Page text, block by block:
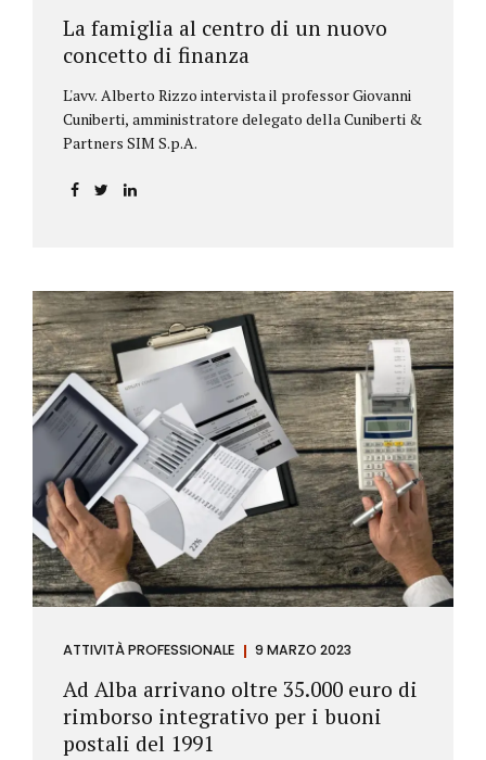
La famiglia al centro di un nuovo
concetto di finanza
L'avv. Alberto Rizzo intervista il professor Giovanni
Cuniberti, amministratore delegato della Cuniberti &
Partners SIM S.p.A.
ATTIVITÀ PROFESSIONALE 9 MARZO 2023
Ad Alba arrivano oltre 35.000 euro di
rimborso integrativo per i buoni
postali del 1991